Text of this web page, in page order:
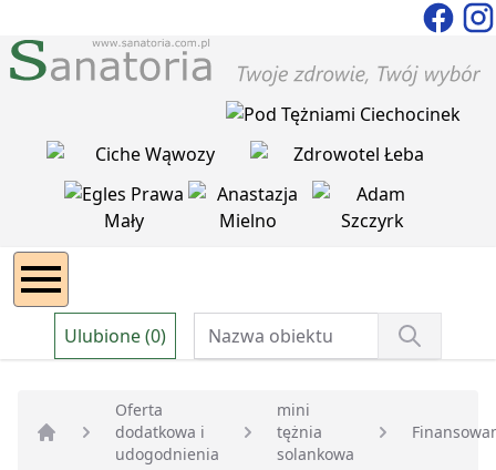
Ulubione (0)
Strona główna
Oferta
dodatkowa i
udogodnienia
mini
tężnia
solankowa